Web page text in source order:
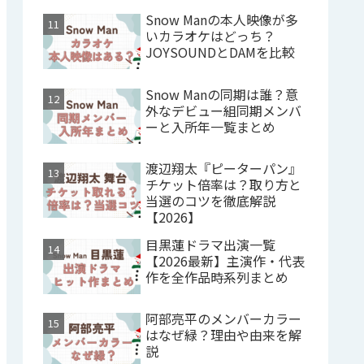
Snow Manの本人映像が多
いカラオケはどっち？
JOYSOUNDとDAMを比較
Snow Manの同期は誰？意
外なデビュー組同期メンバ
ーと入所年一覧まとめ
渡辺翔太『ピーターパン』
チケット倍率は？取り方と
当選のコツを徹底解説
【2026】
目黒蓮ドラマ出演一覧
【2026最新】主演作・代表
作を全作品時系列まとめ
阿部亮平のメンバーカラー
はなぜ緑？理由や由来を解
説